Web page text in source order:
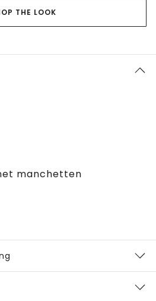
THE LOOK
manchetten